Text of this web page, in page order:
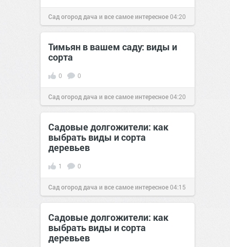
Сад огород дача и все самое интересное04:20
21 дек 2016
Тимьян в вашем саду: виды и
сорта
0 0
Сад огород дача и все самое интересное04:20
08 янв 2017
Садовые долгожители: как
выбрать виды и сорта
деревьев
1 0
Сад огород дача и все самое интересное04:15
07 окт 2016
Садовые долгожители: как
выбрать виды и сорта
деревьев